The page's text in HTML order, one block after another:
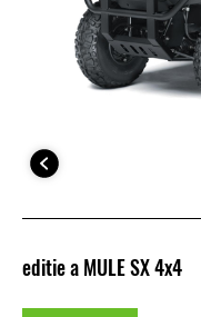
editie a MULE SX 4x4